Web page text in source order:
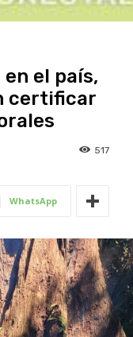
el país,
certificar
517
WhatsApp